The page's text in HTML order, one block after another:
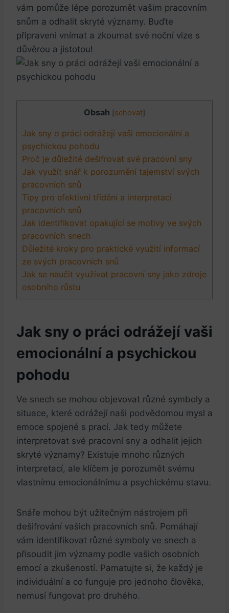
vám pomůže lépe porozumět vašim pracovním
snům a odhalit skryté významy. Buďte
připraveni vnímat a zkoumat své noční vize s
důvěrou a jistotou!
Obsah [schovat]
Jak sny o práci odrážejí vaši emocionální a
psychickou pohodu
Proč je důležité dešifrovat své pracovní sny
Jak využít snář k porozumění tajemství svých
pracovních snů
Tipy pro efektivní třídění a interpretaci
pracovních snů
Jak identifikovat opakující se motivy ve svých
pracovních snech
Důležité kroky pro praktické využití informací
ze svých pracovních snů
Jak se naučit využívat pracovní sny jako zdroje
osobního růstu
Jak sny o práci odrážejí vaši
emocionální a psychickou
pohodu
Ve snech se mohou objevovat různé symboly a
situace, které odrážejí naši podvědomou mysl a
emoce spojené s prací. Jak tedy můžete
interpretovat své pracovní sny a odhalit jejich
skryté významy? Existuje mnoho různých
interpretací, ale klíčem je porozumět svému
vlastnímu emocionálnímu a psychickému stavu.
Snáře mohou být užitečným nástrojem při
dešifrování vašich pracovních snů. Pomáhají
vám identifikovat různé symboly ve snech a
přisoudit jim významy podle vašich osobních
emocí a zkušeností. Pamatujte si, že každý je
individuální a co funguje pro jednoho člověka,
nemusí fungovat pro druhého.